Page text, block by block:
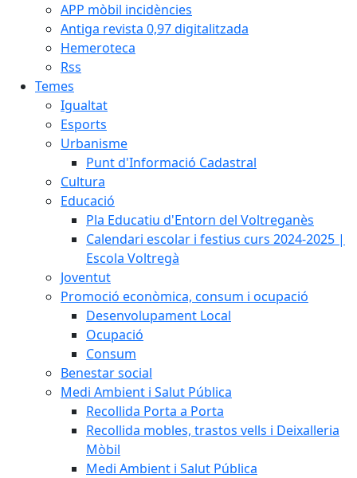
APP mòbil incidències
Antiga revista 0,97 digitalitzada
Hemeroteca
Rss
Temes
Igualtat
Esports
Urbanisme
Punt d'Informació Cadastral
Cultura
Educació
Pla Educatiu d'Entorn del Voltreganès
Calendari escolar i festius curs 2024-2025 |
Escola Voltregà
Joventut
Promoció econòmica, consum i ocupació
Desenvolupament Local
Ocupació
Consum
Benestar social
Medi Ambient i Salut Pública
Recollida Porta a Porta
Recollida mobles, trastos vells i Deixalleria
Mòbil
Medi Ambient i Salut Pública